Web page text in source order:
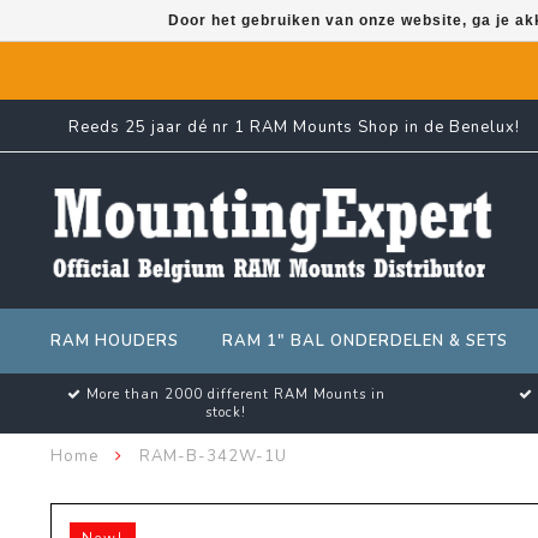
Reeds 25 jaar dé nr 1 RAM Mounts Shop in de Benelux!
RAM HOUDERS RAM 1" BAL ONDERDELEN & SETS
More than 2000 different RAM Mounts in
stock!
Home RAM-B-342W-1U
Door het gebruiken van onze website, ga je